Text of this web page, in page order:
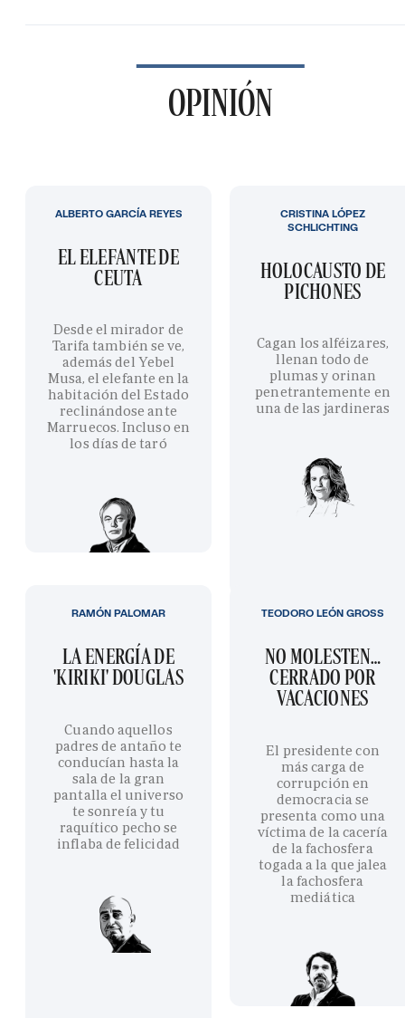
OPINIÓN
EL ELEFANTE DE
CEUTA
Desde el mirador de
Tarifa también se ve,
además del Yebel
Musa, el elefante en la
habitación del Estado
reclinándose ante
Marruecos. Incluso en
los días de taró
ALBERTO GARCÍA REYES
HOLOCAUSTO DE
PICHONES
Cagan los alféizares,
llenan todo de
plumas y orinan
penetrantemente en
una de las jardineras
CRISTINA LÓPEZ
SCHLICHTING
LA ENERGÍA DE
'KIRIKI' DOUGLAS
Cuando aquellos
padres de antaño te
conducían hasta la
sala de la gran
pantalla el universo
te sonreía y tu
raquítico pecho se
inflaba de felicidad
RAMÓN PALOMAR
NO MOLESTEN…
CERRADO POR
VACACIONES
El presidente con
más carga de
corrupción en
democracia se
presenta como una
víctima de la cacería
de la fachosfera
togada a la que jalea
la fachosfera
mediática
TEODORO LEÓN GROSS